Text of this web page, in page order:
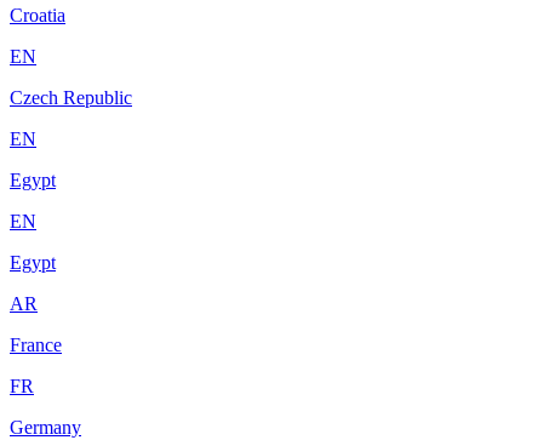
Croatia
EN
Czech Republic
EN
Egypt
EN
Egypt
AR
France
FR
Germany